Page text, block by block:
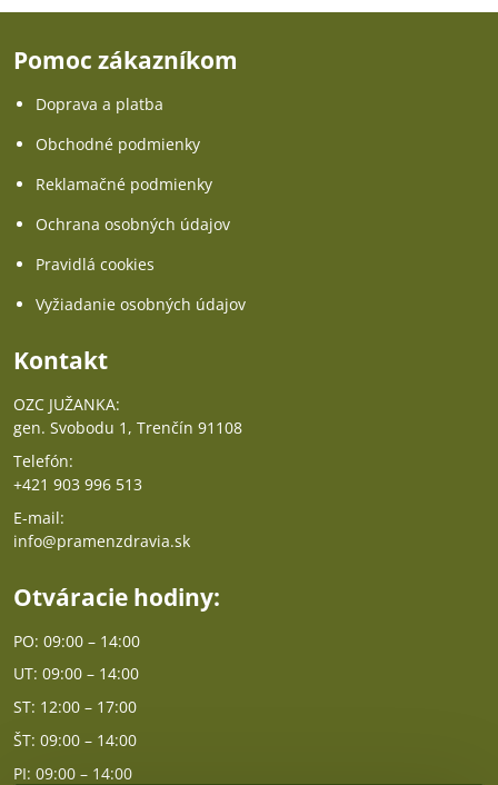
Pomoc zákazníkom
Doprava a platba
Obchodné podmienky
Reklamačné podmienky
Ochrana osobných údajov
Pravidlá cookies
Vyžiadanie osobných údajov
Kontakt
OZC JUŽANKA:
gen. Svobodu 1, Trenčín 91108
Telefón:
+421 903 996 513
E-mail:
info@pramenzdravia.sk
Otváracie hodiny:
PO: 09:00 – 14:00
UT: 09:00 – 14:00
ST: 12:00 – 17:00
ŠT: 09:00 – 14:00
PI: 09:00 – 14:00